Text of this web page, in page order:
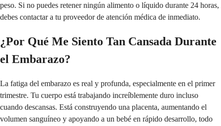
peso. Si no puedes retener ningún alimento o líquido durante 24 horas,
debes contactar a tu proveedor de atención médica de inmediato.
¿Por Qué Me Siento Tan Cansada Durante
el Embarazo?
La fatiga del embarazo es real y profunda, especialmente en el primer
trimestre. Tu cuerpo está trabajando increíblemente duro incluso
cuando descansas. Está construyendo una placenta, aumentando el
volumen sanguíneo y apoyando a un bebé en rápido desarrollo, todo